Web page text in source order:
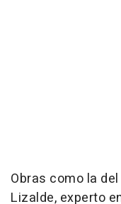
Obras como la
Lizalde, experto